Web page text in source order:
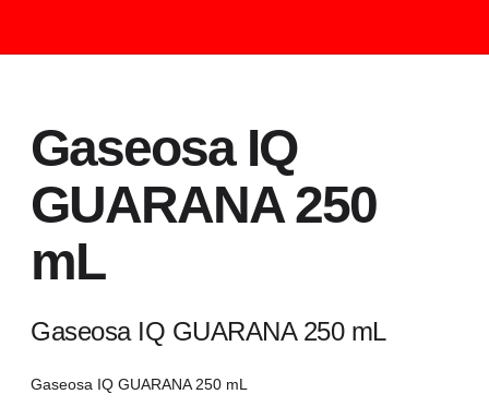
Gaseosa IQ
GUARANA 250
mL
Gaseosa IQ GUARANA 250 mL
Gaseosa IQ GUARANA 250 mL